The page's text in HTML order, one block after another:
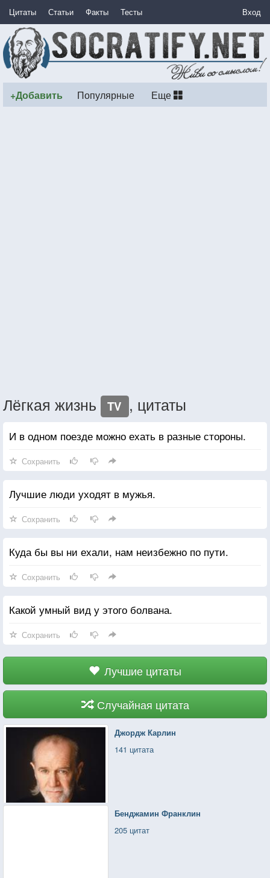
Цитаты Статьи Факты Тесты Вход
+Добавить Популярные Еще
Лёгкая жизнь TV , цитаты
И в одном поезде можно ехать в разные стороны.
Сохранить
Лучшие люди уходят в мужья.
Сохранить
Куда бы вы ни ехали, нам неизбежно по пути.
Сохранить
Какой умный вид у этого болвана.
Сохранить
Лучшие цитаты
Случайная цитата
Джордж Карлин
141 цитата
Бенджамин Франклин
205 цитат